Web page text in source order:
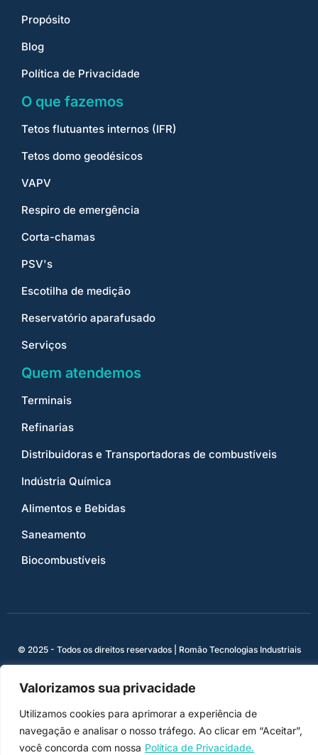
Valorizamos sua privacidade
Utilizamos cookies para aprimorar a experiência de
navegação e analisar o nosso tráfego. Ao clicar em “Aceitar”,
você concorda com nossa Política de Privacidade.
Propósito
Blog
Política de Privacidade
O que fazemos
Tetos flutuantes internos (IFR)
Tetos domo geodésicos
VAPV
Respiro de emergência
Corta-chamas
PSV's
Escotilha de medição
Reservatório aparafusado
Serviços
Quem atendemos
Terminais
Refinarias
Distribuidoras e Transportadoras de combustíveis
Indústria Química
Alimentos e Bebidas
Saneamento
Biocombustíveis
© 2025 - Todos os direitos reservados | Romão Tecnologias Industriais